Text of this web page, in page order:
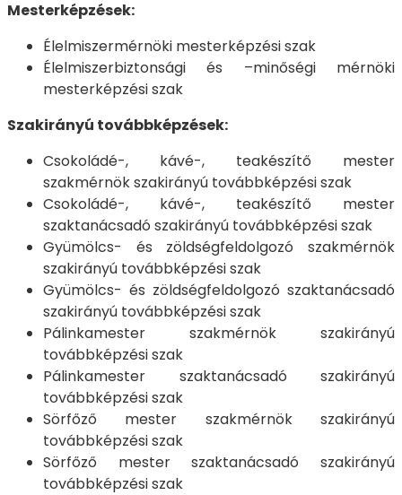
Mesterképzések:
Élelmiszermérnöki mesterképzési szak
Élelmiszerbiztonsági és –minőségi mérnöki
mesterképzési szak
Szakirányú továbbképzések:
Csokoládé-, kávé-, teakészítő mester
szakmérnök szakirányú továbbképzési szak
Csokoládé-, kávé-, teakészítő mester
szaktanácsadó szakirányú továbbképzési szak
Gyümölcs- és zöldségfeldolgozó szakmérnök
szakirányú továbbképzési szak
Gyümölcs- és zöldségfeldolgozó szaktanácsadó
szakirányú továbbképzési szak
Pálinkamester szakmérnök szakirányú
továbbképzési szak
Pálinkamester szaktanácsadó szakirányú
továbbképzési szak
Sörfőző mester szakmérnök szakirányú
továbbképzési szak
Sörfőző mester szaktanácsadó szakirányú
továbbképzési szak